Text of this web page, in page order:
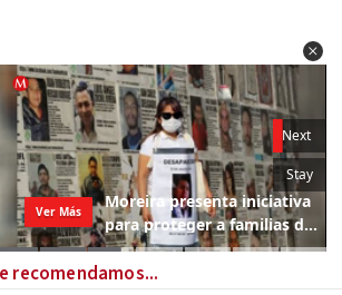
recomendamos...